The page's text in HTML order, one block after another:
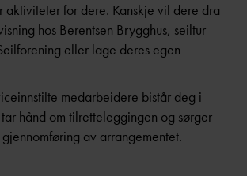
aktiviteter for dere. Kanskje vil dere dra
hos Berentsen Brygghus, seiltur
eller lage deres egen
medarbeidere bistår deg i
hånd om tilretteleggingen og sørger
av arrangementet.